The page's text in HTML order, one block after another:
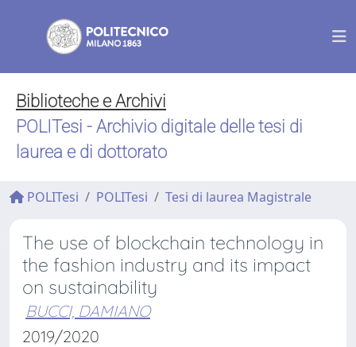
Biblioteche e Archivi
POLITesi - Archivio digitale delle tesi di
laurea e di dottorato
POLITesi POLITesi Tesi di laurea Magistrale
The use of blockchain technology in
the fashion industry and its impact
on sustainability
BUCCI, DAMIANO
2019/2020